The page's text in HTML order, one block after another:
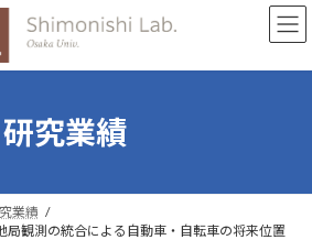
研究業績
業績
観測の統合による自動車・自転車の将来位置